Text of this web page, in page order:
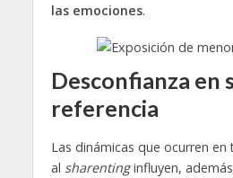
las emociones.
Desconfianza en
referencia
Las dinámicas que ocurren en
al sharentinginfluyen,